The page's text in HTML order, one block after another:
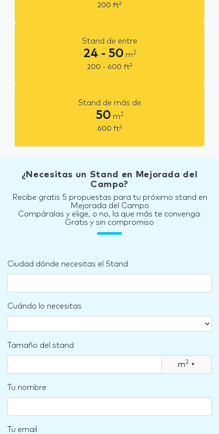
200 ft2
Stand de entre
24 - 50 m2
200 - 600 ft2
Stand de más de
50 m2
600 ft2
¿Necesitas un Stand en Mejorada del
Campo?
Recibe gratis 5 propuestas para tu próximo stand en
Mejorada del Campo
Compáralas y elige, o no, la que más te convenga.
Gratis y sin compromiso
Ciudad dónde necesitas el Stand
Cuándo lo necesitas
Tamaño del stand
m2 ▾
Tu nombre
Tu email